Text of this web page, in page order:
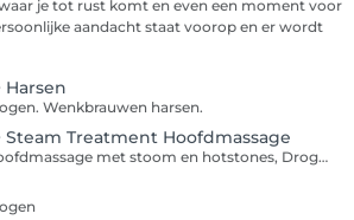
je tot rust komt en even een moment voor
aandacht staat voorop en er wordt
Wenkbrauwen harsen.
Treatment Hoofdmassage
Knippen, heerlijke hoofdmassage met stoom en hotstones, Drogen